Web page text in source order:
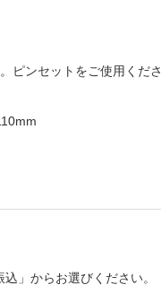
ピンセットをご使用くださ
」からお選びください。